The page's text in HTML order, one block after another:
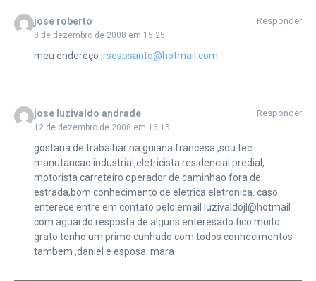
jose roberto
8 de dezembro de 2008 em 15:25
Responder
meu endereço jrsespsanto@hotmail.com
jose luzivaldo andrade
12 de dezembro de 2008 em 16:15
Responder
gostaria de trabalhar na guiana francesa ,sou tec
manutancao industrial,eletricista residencial predial,
motorista carreteiro operador de caminhao fora de
estrada,bom conhecimento de eletrica eletronica. caso
enterece entre em contato pelo email luzivaldojl@hotmail
com aguardo resposta de alguns enteresado fico muito
grato.tenho um primo cunhado com todos conhecimentos
tambem ,daniel e esposa. mara